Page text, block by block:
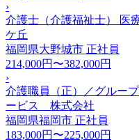
›
介護士（介護福祉士）
ケ丘
福岡県大野城市 正社員
214,000円〜382,000円
›
介護職員（正）／グルー
ービス 株式会社
福岡県福岡市 正社員
183,000円〜225,000円